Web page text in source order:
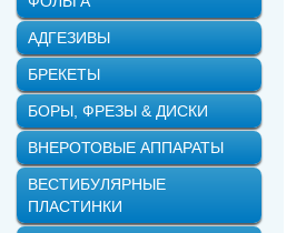
АДГЕЗИВЫ
БРЕКЕТЫ
БОРЫ, ФРЕЗЫ & ДИСКИ
ВНЕРОТОВЫЕ АППАРАТЫ
ВЕСТИБУЛЯРНЫЕ
ПЛАСТИНКИ